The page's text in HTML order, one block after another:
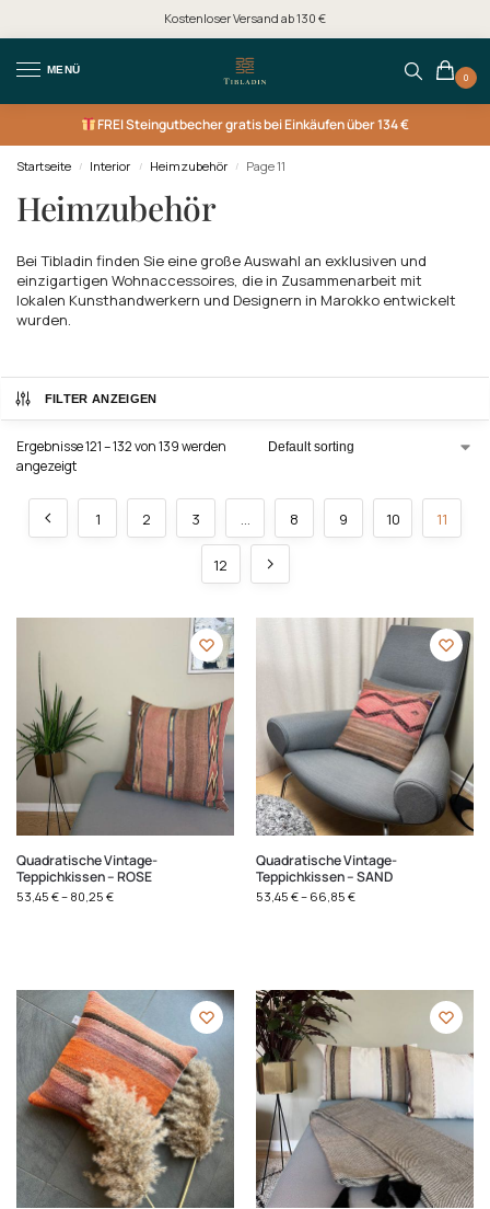
Kostenloser Versand ab 130 €
MENÜ
0
FREISteingutbecher gratis bei Einkäufen über 134 €
Startseite / Interior / Heimzubehör / Page 11
Heimzubehör
Bei Tibladin finden Sie eine große Auswahl an exklusiven und
einzigartigen Wohnaccessoires, die in Zusammenarbeit mit
lokalen Kunsthandwerkern und Designern in Marokko entwickelt
wurden.
FILTER ANZEIGEN
Ergebnisse 121 – 132 von 139 werden
angezeigt
1 2 3 … 8 9 10 11
12
Quadratische Vintage-
Teppichkissen – ROSE
53,45 €– 80,25 €
Quadratische Vintage-
Teppichkissen – SAND
53,45 €– 66,85 €